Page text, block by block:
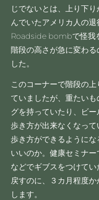
じでないとは、上り下
んでいたアメリカ人の
Roadside bombで怪我
階段の高さが急に変わ
した。
このコーナーで階段の
ていましたが、重たい
グを持っていたり、ビ
歩き方が出来なくなっ
歩き方ができるように
いいのか。健康セミナ
などでギブスをつけて
戻すのに、３カ月程度
します。